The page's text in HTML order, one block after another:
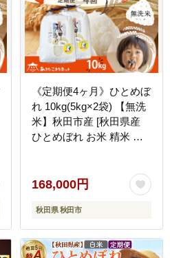
《定期便4ヶ月》ひとめぼ
れ 10kg(5kg×2袋) 【無洗
米】秋田市産 [秋田県産
ひとめぼれ お米 精米 定
168,000円
秋田県 秋田市